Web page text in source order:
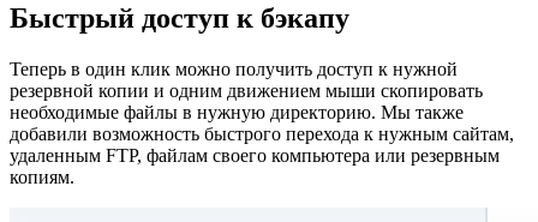
Быстрый доступ к бэкапу
Теперь в один клик можно получить доступ к нужной
резервной копии и одним движением мыши скопировать
необходимые файлы в нужную директорию. Мы также
добавили возможность быстрого перехода к нужным сайтам,
удаленным FTP, файлам своего компьютера или резервным
копиям.